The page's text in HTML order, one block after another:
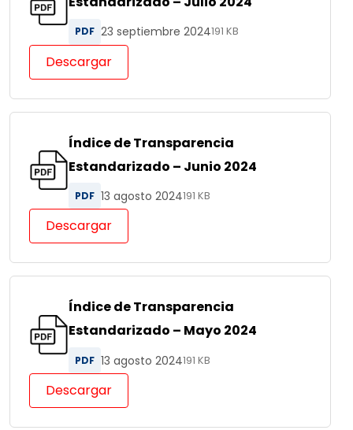
PDF 23 septiembre 2024191 KB
Descargar
Índice de Transparencia
Estandarizado – Junio 2024
PDF 13 agosto 2024191 KB
Descargar
Índice de Transparencia
Estandarizado – Mayo 2024
PDF 13 agosto 2024191 KB
Descargar